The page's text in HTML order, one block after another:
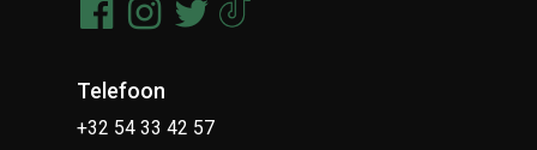
Telefoon
+32 54 33 42 57